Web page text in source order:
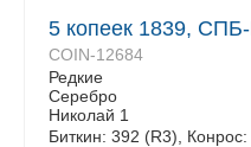
5 копеек 1839,
COIN-12684
Редкие
Серебро
Николай 1
Биткин: 392 (R3),